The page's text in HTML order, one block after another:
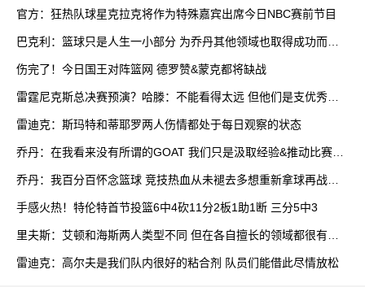
官方：狂热队球星克拉克将作为特殊嘉宾出席今日NBC赛前节目
巴克利：篮球只是人生一小部分 为乔丹其他领域也取得成功而自
伤完了！今日国王对阵篮网 德罗赞&蒙克都将缺战
雷霆尼克斯总决赛预演？哈滕：不能看得太远 但他们是支优秀球
雷迪克：斯玛特和蒂耶罗两人伤情都处于每日观察的状态
乔丹：在我看来没有所谓的GOAT 我们只是汲取经验&推动比赛发
乔丹：我百分百怀念篮球 竞技热血从未褪去多想重新拿球再战一
手感火热！特伦特首节投篮6中4砍11分2板1助1断 三分5中3
里夫斯：艾顿和海斯两人类型不同 但在各自擅长的领域都很有效
雷迪克：高尔夫是我们队内很好的粘合剂 队员们能借此尽情放松